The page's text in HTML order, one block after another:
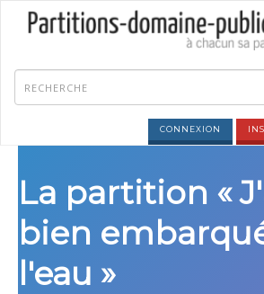
CONNEXION
La partition «
bien
l'eau »